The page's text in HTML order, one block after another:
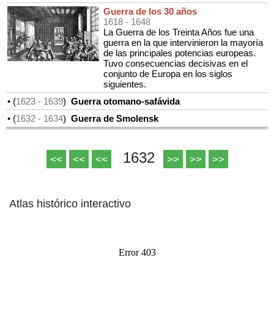
Guerra de los 30 años
1618 - 1648
La Guerra de los Treinta Años fue una
guerra en la que intervinieron la mayoría
de las principales potencias europeas.
Tuvo consecuencias decisivas en el
conjunto de Europa en los siglos
siguientes.
• (1623 - 1639) Guerra otomano-safávida
• (1632 - 1634) Guerra de Smolensk
<< << << 1632 >> >> >>
Atlas histórico interactivo